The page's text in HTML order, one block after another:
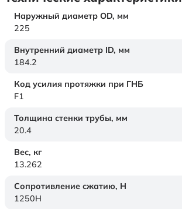
Наружный диаметр OD, мм
225
Внутренний диаметр ID, мм
184.2
Код усилия протяжки при ГНБ
F1
Толщина стенки трубы, мм
20.4
Вес, кг
13.262
Сопротивление сжатию, Н
1250H